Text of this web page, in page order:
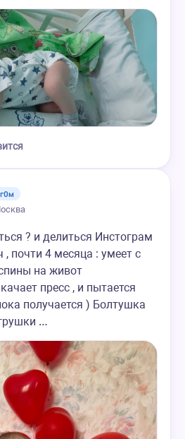
? и делиться Инстограм
почти 4 месяца : умеет с
на живот
пресс , и пытается
получается ) Болтушка
…